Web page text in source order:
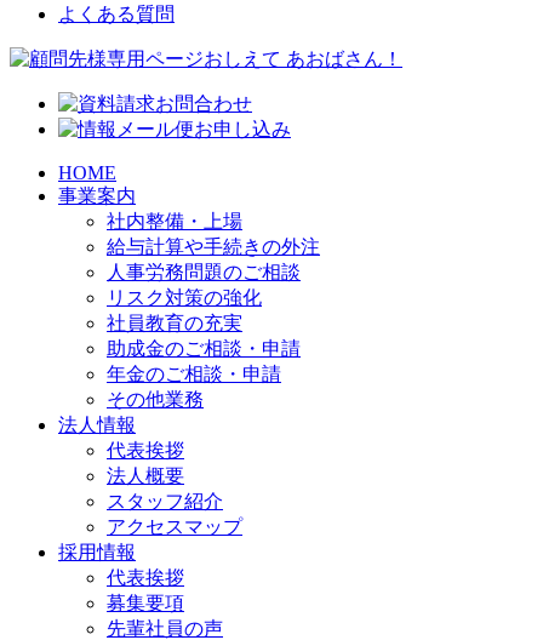
よくある質問
HOME
事業案内
社内整備・上場
給与計算や手続きの外注
人事労務問題のご相談
リスク対策の強化
社員教育の充実
助成金のご相談・申請
年金のご相談・申請
その他業務
法人情報
代表挨拶
法人概要
スタッフ紹介
アクセスマップ
採用情報
代表挨拶
募集要項
先輩社員の声